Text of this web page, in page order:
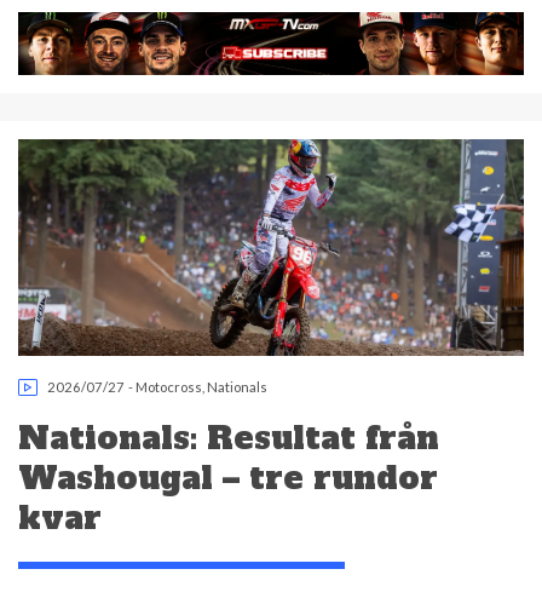
2026/07/27 - Motocross Nationals
Nationals: Resultat från
Washougal – tre rundor
kvar